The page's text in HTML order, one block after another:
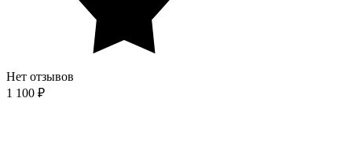
Нет отзывов
1 100 ₽